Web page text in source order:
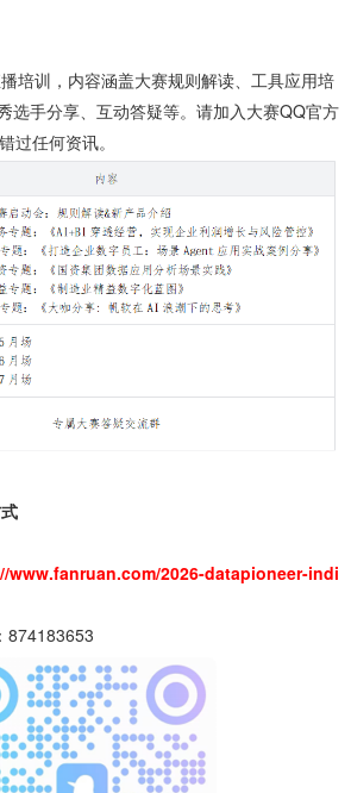
训，内容涵盖大赛规则解读、工具应用培
选手分享、互动答疑等。请加入大赛QQ官方
过任何资讯。
www.fanruan.com/2026-datapioneer-indi